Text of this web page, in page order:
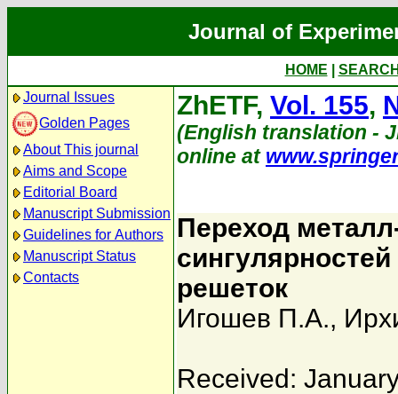
Journal of
HOME
Journal Issues
Golden Pages
About This journal
Aims and Scope
Editorial Board
Manuscript Submission
Guidelines for Authors
Manuscript Status
Contacts
ZhETF, Vol. 155,
(English translation -
online at
Переход
решеток
Игошев П.А.,
Received: